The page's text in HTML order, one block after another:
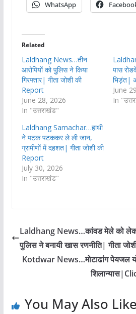
WhatsApp
Related
Laldhang News…तीन
आरोपियों को पुुलिस ने किया
गिरफ्तार| गीता जोशी की
Report
June 28, 2026
In "उत्तराखंड"
पास
भिड़ंत|
June
In
Laldhang Samachar…हाथी
ने पटक पटककर ले ली जान,
ग्रामीणों में दहशत| गीता जोशी की
Report
July 30, 2026
In "उत्तराखंड"
Laldhang News…कांवड मेले को लेकर
पुलिस ने बनायी खास रणनीति| गीता
Kotdwar News…मोटाढांग पेयजल
You May Also Like